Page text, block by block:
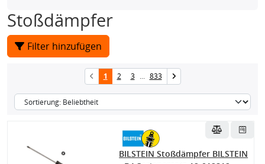
Stoßdämpfer
Filter hinzufügen
1 2 3 ... 833
BILSTEIN Stoßdämpfer BILSTEIN